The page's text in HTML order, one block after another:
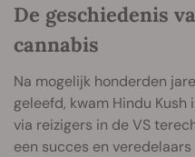
De geschiedenis
cannabis
Na mogelijk honderden
geleefd, kwam Hindu
via reizigers in de VS
een succes en